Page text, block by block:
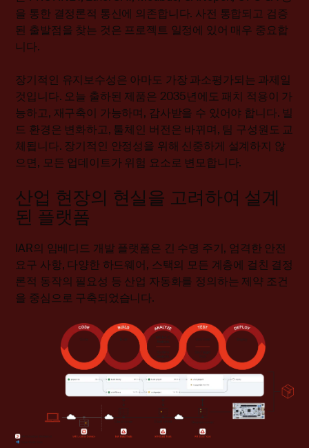
을 통한 결정론적 통신에 의존합니다. 사전 통합되고 검증
된 출발점을 찾는 것은 프로젝트 일정에 있어 매우 중요합
니다.
장기적인 유지보수성은 아마도 가장 과소평가되는 과제일
것입니다. 오늘 출하된 제품은 2035년에도 패치 적용이 가
능하고, 재구축이 가능하며, 감사받을 수 있어야 합니다. 빌
드 환경은 변화하고, 툴체인 버전은 바뀌며, 팀 구성원도 교
체됩니다. 장기적인 안정성을 위해 신중하게 설계하지 않
으면, 모든 업데이트가 위험 요소로 변모합니다.
산업 현장의 현실을 고려하여 설계
된 플랫폼
IAR의 임베디드 개발 플랫폼은 긴 수명 주기, 엄격한 안전
요구 사항, 다양한 하드웨어, 스택의 모든 계층에 걸친 결정
론적 동작의 필요성 등 산업 자동화를 정의하는 제약 조건
을 중심으로 구축되었습니다.